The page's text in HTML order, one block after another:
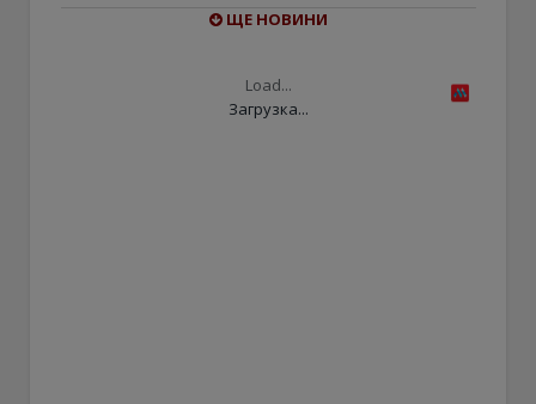
ЩЕ НОВИНИ
Load...
Загрузка...